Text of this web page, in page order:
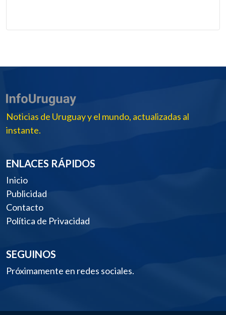
Noticias de Uruguay y el mundo, actualizadas al
instante.
ENLACES RÁPIDOS
Inicio
Publicidad
Contacto
Política de Privacidad
SEGUINOS
Próximamente en redes sociales.